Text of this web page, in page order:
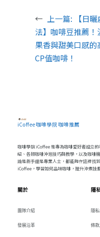
← 上一篇:
【日
法】咖啡豆推薦！
果香與甜美口感的
CP值咖啡！
iCoffee 咖啡學院 咖啡推薦
咖啡學院 iCoffee 是專為咖啡愛好者設立
紹、各類咖啡沖泡技巧與教學，以及咖啡
論是新手還是專業人士，都能夠在這裡找
iCoffee，學習如何品味咖啡，提升沖煮技
關於
團隊介紹
發展沿革
隱
隱
條